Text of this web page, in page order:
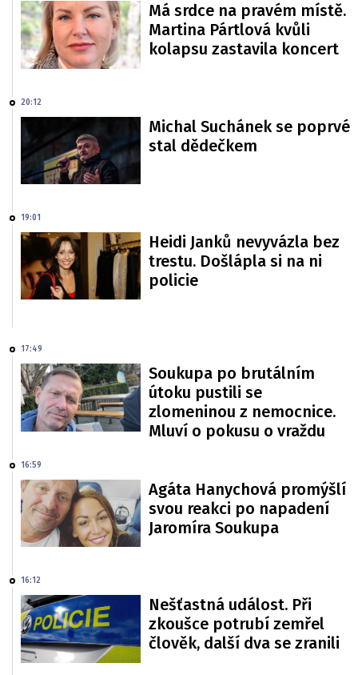
Má srdce na pravém místě.
Martina Pártlová kvůli
kolapsu zastavila koncert
20:12
Michal Suchánek se poprvé
stal dědečkem
19:01
Heidi Janků nevyvázla bez
trestu. Došlápla si na ni
policie
17:49
Soukupa po brutálním
útoku pustili se
zlomeninou z nemocnice.
Mluví o pokusu o vraždu
16:59
Agáta Hanychová promýšlí
svou reakci po napadení
Jaromíra Soukupa
16:12
Nešťastná událost. Při
zkoušce potrubí zemřel
člověk, další dva se zranili